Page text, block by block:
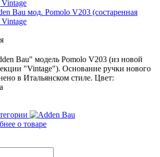
Bau мод. Pomolo V203 (состаренная
Vintage
Bau" модель Pomolo V203 (из новой
"Vintage"). Основание ручки нового
в Итальянском стиле. Цвет:
о товаре